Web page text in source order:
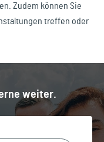
Zudem können Sie
treffen oder
weiter.